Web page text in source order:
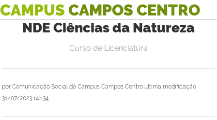
CAMPUS CAMPOS CENTRO
NDE Ciências da Natureza
por Comunicação Social do Campus Campos Centro última modificação
31/07/2023 14h34
Curso de Licenciatura